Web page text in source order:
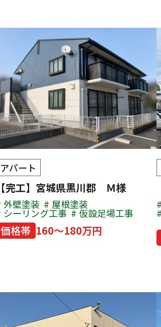
アパート
【完工】宮城県黒川郡 Ｍ様
外壁塗装 屋根塗装
シーリング工事 仮設足場工事
価格帯 160～180万円